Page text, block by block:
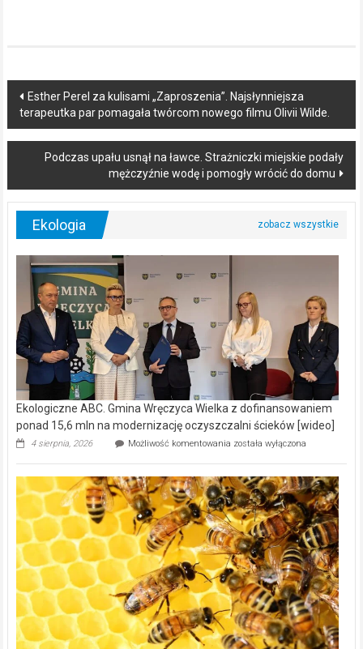
Post
navigation
Esther Perel za kulisami „Zaproszenia”. Najsłynniejsza
terapeutka par pomagała twórcom nowego filmu Olivii Wilde.
Podczas upału usnął na ławce. Strażniczki miejskie podały
mężczyźnie wodę i pomogły wrócić do domu
Ekologia
Ekologiczne ABC. Gmina Wręczyca Wielka z dofinansowaniem
ponad 15,6 mln na modernizację oczyszczalni ścieków [wideo]
4 sierpnia, 2026 Możliwość komentowania Ekologiczne
Wręczyca
Wielka
z
dofinansowaniem
ponad
15,6
mln
na
modernizację
oczyszczalni
ścieków
[wideo]
została wyłączona